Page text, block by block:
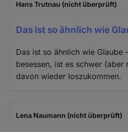
Hans Trutnau (nicht überprüft)
Das ist so ähnlich wie
Das ist so ähnlich wie Glaube
besessen, ist es schwer (aber
davon wieder loszukommen.
Lena Naumann (nicht überprüft)